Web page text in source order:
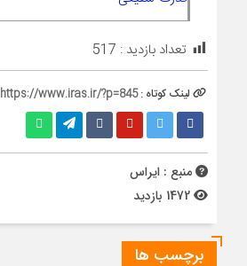
تعداد بازدید : 517
لینک کوتاه :https://www.iras.ir/?p=845
منبع : ایراس
برچسب ها